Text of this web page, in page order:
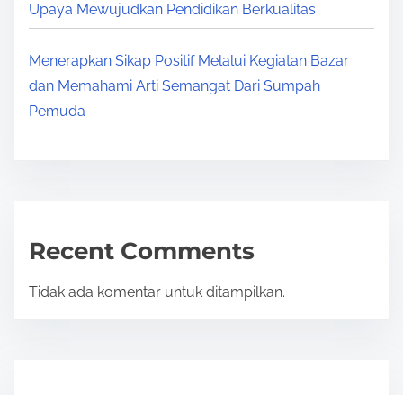
Upaya Mewujudkan Pendidikan Berkualitas
Menerapkan Sikap Positif Melalui Kegiatan Bazar
dan Memahami Arti Semangat Dari Sumpah
Pemuda
Recent Comments
Tidak ada komentar untuk ditampilkan.